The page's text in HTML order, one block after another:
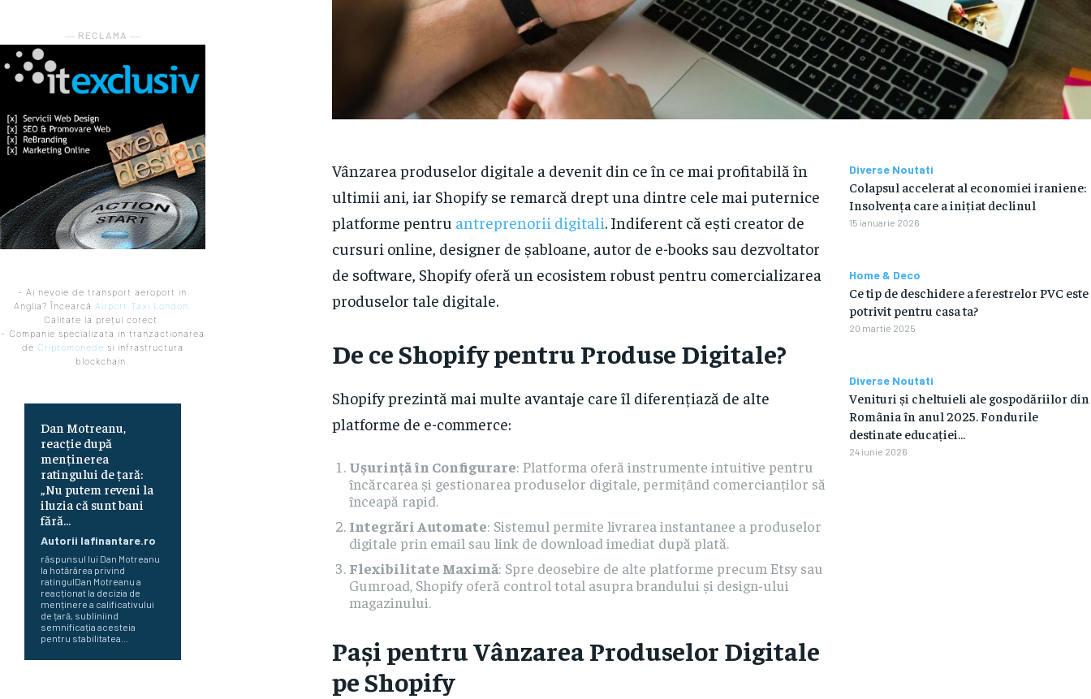
― RECLAMA ―
- Ai nevoie de transport aeroport in
Anglia? Încearcă Airport Taxi London.
Calitate la prețul corect.
- Companie specializata in tranzactionarea
de Criptomonede si infrastructura
blockchain.
Dan Motreanu,
reacție după
menținerea
ratingului de țară:
„Nu putem reveni la
iluzia că sunt bani
fără…
Autorii Iafinantare.ro
răspunsul lui Dan Motreanu
la hotărârea privind
ratingulDan Motreanu a
reacționat la decizia de
menținere a calificativului
de țară, subliniind
semnificația acesteia
pentru stabilitatea...
Vânzarea produselor digitale a devenit din ce în ce mai profitabilă în
ultimii ani, iar Shopify se remarcă drept una dintre cele mai puternice
platforme pentru antreprenorii digitali. Indiferent că ești creator de
cursuri online, designer de șabloane, autor de e-books sau dezvoltator
de software, Shopify oferă un ecosistem robust pentru comercializarea
produselor tale digitale.
De ce Shopify pentru Produse Digitale?
Shopify prezintă mai multe avantaje care îl diferențiază de alte
platforme de e-commerce:
Ușurință în Configurare: Platforma oferă instrumente intuitive pentru
încărcarea și gestionarea produselor digitale, permițând comercianților să
înceapă rapid.
Integrări Automate: Sistemul permite livrarea instantanee a produselor
digitale prin email sau link de download imediat după plată.
Flexibilitate Maximă: Spre deosebire de alte platforme precum Etsy sau
Gumroad, Shopify oferă control total asupra brandului și design-ului
magazinului.
Pași pentru Vânzarea Produselor Digitale
pe Shopify
Diverse Noutati
Colapsul accelerat al economiei iraniene:
Insolvența care a inițiat declinul
15 ianuarie 2026
Home & Deco
Ce tip de deschidere a ferestrelor PVC este
potrivit pentru casa ta?
20 martie 2025
Diverse Noutati
Venituri și cheltuieli ale gospodăriilor din
România în anul 2025. Fondurile
destinate educației…
24 iunie 2026